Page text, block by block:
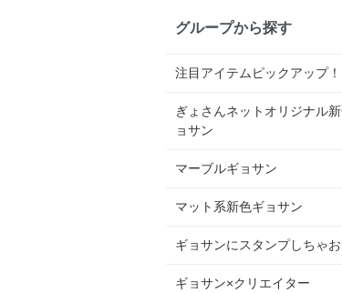
グループから探す
注目アイテムピックアップ！
ぎょさんネットオリジナル
ョサン
マーブルギョサン
マット系新色ギョサン
ギョサンにスタンプしちゃお
ギョサン×クリエイター